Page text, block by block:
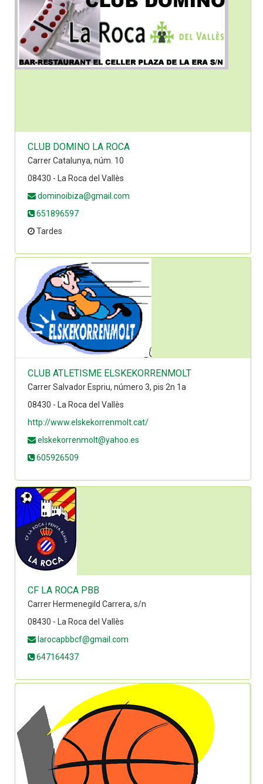
CLUB DOMINO LA ROCA
Carrer Catalunya, núm. 10
08430 - La Roca del Vallès
dominoibiza@gmail.com
651896597
Tardes
CLUB ATLETISME ELSKEKORRENMOLT
Carrer Salvador Espriu, número 3, pis 2n 1a
08430 - La Roca del Vallès
http://www.elskekorrenmolt.cat/
elskekorrenmolt@yahoo.es
605926509
CF LA ROCA PBB
Carrer Hermenegild Carrera, s/n
08430 - La Roca del Vallès
larocapbbcf@gmail.com
647164437